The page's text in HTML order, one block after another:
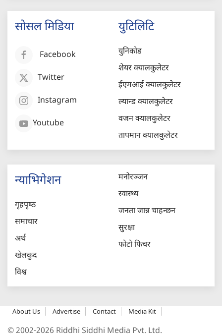
सोसल मिडिया
Facebook
Twitter
Instagram
Youtube
युटिलिटि
युनिकोड
शेयर क्यालकुलेटर
ईएमआई क्यालकुलेटर
ल्यान्ड क्यालकुलेटर
वजन क्यालकुलेटर
तापमान क्यालकुलेटर
न्याभिगेशन
गृहपृष्‍ठ
समाचार
अर्थ
खेलकुद
विश्व
मनोरञ्जन
स्वास्थ्य
जनता जान्न चाहन्छन
सुरक्षा
फोटो फिचर
About Us Advertise Contact Media Kit
© 2002-2026 Riddhi Siddhi Media Pvt. Ltd.